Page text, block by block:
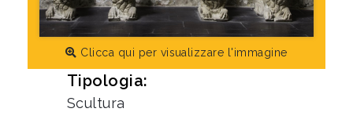
Clicca qui per visualizzare l'immagine
Tipologia:
Scultura